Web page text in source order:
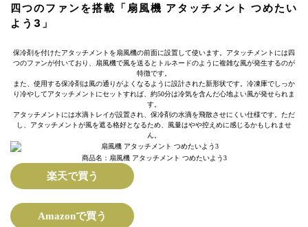
四つのファンを搭載「扇風機 アタッチメント つめたい
よう3」
保冷剤を付けたアタッチメントを扇風機の前面に設置して使います。アタッチメントには四
つのファンが付いており、扇風機で風を送るとトルネードのように複雑な風が発生するのが
特徴です。
また、使用する保冷剤は風の通りがよくなるように設計された新形状です。冷凍庫でしっか
り冷やしてアタッチメントにセットすれば、約50分は冷気を含んだ心地よい風が発せられま
す。
アタッチメントには水滴トレイが設置され、保冷剤の水滴を飛散させにくい仕様です。ただ
し、アタッチメントが風を遮る格好となるため、風量はやや控えめに感じるかもしれませ
ん。
商品名：扇風機 アタッチメント つめたいよう3
楽天で買う
Amazonで買う